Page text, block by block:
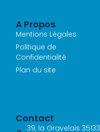
A Propos
Mentions Légales
Politique de
Confidentialité
Plan du site
Contact
39, la Gravelais 35133